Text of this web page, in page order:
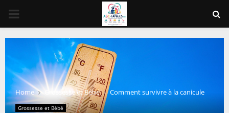
PRIMARY
MENU
Home Grossesse et Bébé Comment survivre à la canicule
Grossesse et Bébé